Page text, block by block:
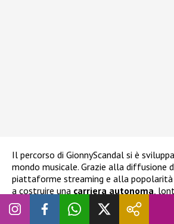
Il percorso di GionnyScandal si è
mondo musicale. Grazie alla diffusione
piattaforme streaming e alla popolarità
a costruire una carriera autonoma ,
tradizionali ma molto efficace nel
comunicazione diretta con i fan e la